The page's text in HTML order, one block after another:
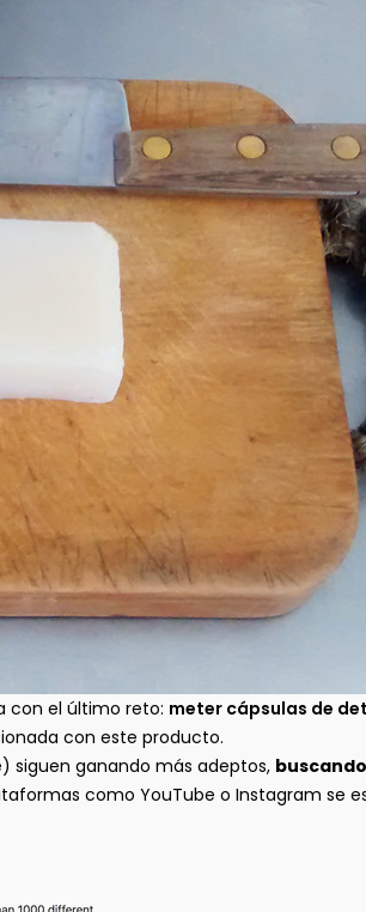
con el último reto: meter cápsulas de
con este producto.
siguen ganando más adeptos,
como YouTube o Instagram se